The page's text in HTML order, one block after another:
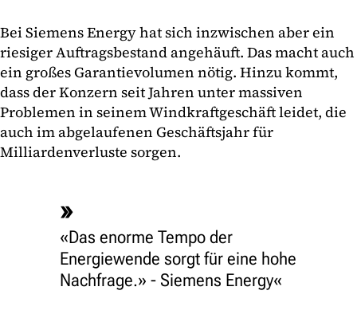
Bei Siemens Energy hat sich inzwischen aber ein
riesiger Auftragsbestand angehäuft. Das macht auch
ein großes Garantievolumen nötig. Hinzu kommt,
dass der Konzern seit Jahren unter massiven
Problemen in seinem Windkraftgeschäft leidet, die
auch im abgelaufenen Geschäftsjahr für
Milliardenverluste sorgen.
«Das enorme Tempo der
Energiewende sorgt für eine hohe
Nachfrage.» - Siemens Energy